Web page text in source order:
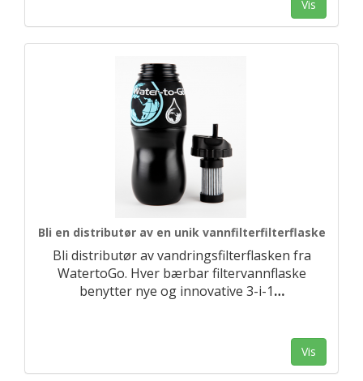
Vis
Bli en distributør av en unik vannfilterfilterflaske
Bli distributør av vandringsfilterflasken fra
WatertoGo. Hver bærbar filtervannflaske
benytter nye og innovative 3-i-1…
Vis